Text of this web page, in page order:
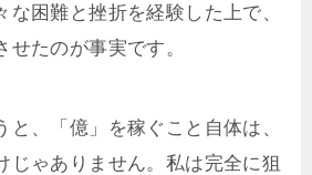
な困難と挫折を経験した上で、
たのが事実です。
と、「億」を稼ぐこと自体は、
じゃありません。私は完全に狙